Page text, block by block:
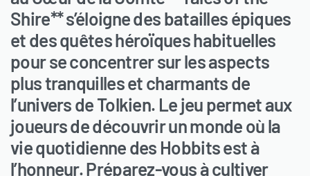
Shire** s’éloigne des batailles épiques
et des quêtes héroïques habituelles
pour se concentrer sur les aspects
plus tranquilles et charmants de
l’univers de Tolkien. Le jeu permet aux
joueurs de découvrir un monde où la
vie quotidienne des Hobbits est à
l’honneur. Préparez-vous à cultiver